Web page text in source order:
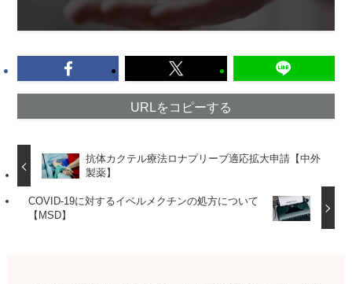
URLをコピーする
抗体カクテル療法ロナプリーブ適応拡大申請【中外
製薬】
COVID-19に対するイベルメクチンの処方について
【MSD】